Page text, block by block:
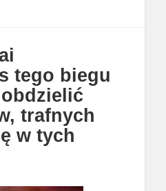
tego biegu
trafnych
w tych